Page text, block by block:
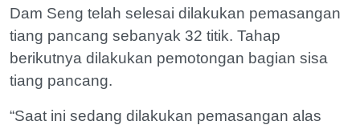
Dam Seng telah selesai dilakukan pemasangan
tiang pancang sebanyak 32 titik. Tahap
berikutnya dilakukan pemotongan bagian sisa
tiang pancang.
“Saat ini sedang dilakukan pemasangan alas